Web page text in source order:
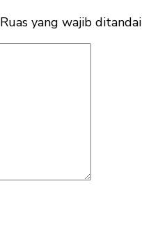
Ruas yang wajib ditandai